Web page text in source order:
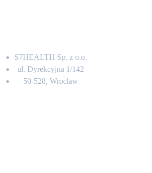
S7HEALTH Sp. z o.o.
ul. Dyrekcyjna 1/142
50-528, Wrocław